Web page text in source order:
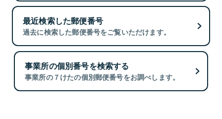
最近検索した郵便番号
過去に検索した郵便番号をご覧いただけます。
事業所の個別番号を検索する
事業所の７けたの個別郵便番号をお調べします。